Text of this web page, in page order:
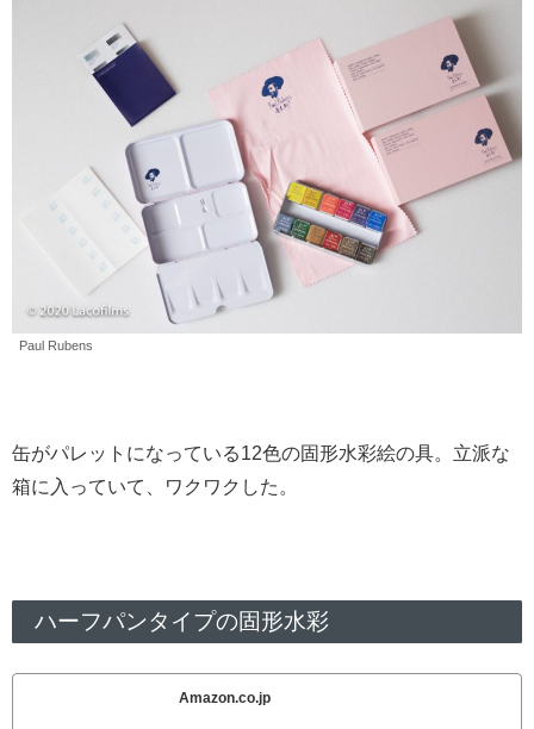
Paul Rubens
缶がパレットになっている12色の固形水彩絵の具。立派な
箱に入っていて、ワクワクした。
ハーフパンタイプの固形水彩
Amazon.co.jp